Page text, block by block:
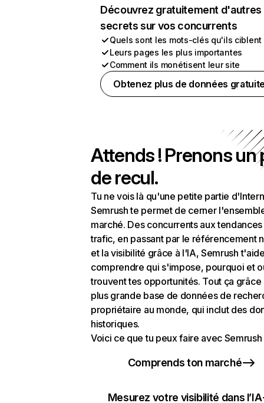
Découvrez gratuitement d'autres
secrets sur vos concurrents
Quels sont les mots-clés qu'ils ciblent
Leurs pages les plus importantes
Comment ils monétisent leur site
Obtenez plus de données
Attends ! Prenons un
de recul.
Tu ne vois là qu'une petite partie
Semrush te permet de cerner
marché. Des concurrents aux
trafic, en passant par le référencement
et la visibilité grâce à l'IA, Semrush
comprendre qui s'impose, pourquoi et
trouvent tes opportunités. Tout ça grâce
plus grande base de données de
propriétaire au monde, qui inclut des
historiques.
Voici ce que tu peux faire avec Semrush
Comprends ton marché
Mesurez votre visibilité dans l’IA